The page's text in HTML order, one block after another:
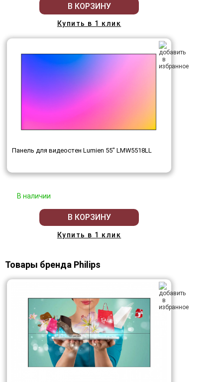
В КОРЗИНУ
Купить в 1 клик
Панель для видеостен Lumien 55" LMW5518LL
В наличии
В КОРЗИНУ
Купить в 1 клик
Товары бренда Philips